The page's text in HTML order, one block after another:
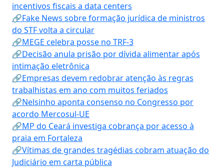
incentivos fiscais a data centers
🔗Fake News sobre formação jurídica de ministros
do STF volta a circular
🔗MEGE celebra posse no TRF-3
🔗Decisão anula prisão por dívida alimentar após
intimação eletrônica
🔗Empresas devem redobrar atenção às regras
trabalhistas em ano com muitos feriados
🔗Nelsinho aponta consenso no Congresso por
acordo Mercosul-UE
🔗MP do Ceará investiga cobrança por acesso à
praia em Fortaleza
🔗Vítimas de grandes tragédias cobram atuação do
Judiciário em carta pública